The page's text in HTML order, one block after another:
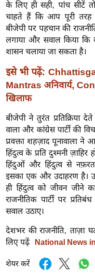
ग
त
ऑ
टो
र्ल्ड
न्यू
ज
ब्री
फ
म
नो
रं
ज
न
ज
ग
त
बॉ
वु
के लिए ही सही, पांच सीटें
चाहते हैं कि आप पूरी तरह से
बीजेपी पर पहचान की
लगाया और सवाल किया कि
शासन चलाया जा सकता है।
इसे भी पढ़ें:
Mantras अनिवार्य,
खिलाफ
बीजेपी ने तुरंत प्रतिक्रिया
वाला और कांग्रेस पार्टी की
प्रवक्ता शहज़ाद पूनावाला ने
हिंदुत्व के प्रति दुश्मनी ज़ाहिर
हिंदुओं और हिंदुत्व से
इसका एक और उदाहरण है।
ही हिंदुत्व को जीवन जीने
राजनीतिक पार्टी पर
सवाल उठाए।
देशभर की राजनीति,
लिए पढ़ें
National News
शेयर करें